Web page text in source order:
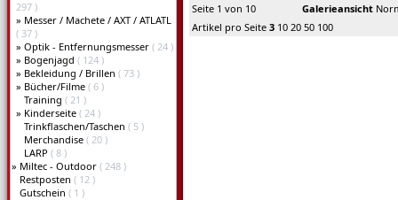
297 )
» Messer / Machete / AXT / ATLATL
( 37 )
» Optik - Entfernungsmesser ( 24 )
» Bogenjagd ( 124 )
» Bekleidung / Brillen ( 73 )
» Bücher/Filme ( 6 )
Training ( 21 )
» Kinderseite ( 24 )
Trinkflaschen/Taschen ( 5 )
Merchandise ( 20 )
LARP ( 8 )
» Miltec - Outdoor ( 248 )
Restposten ( 12 )
Gutschein ( 1 )
Seite 1 von 10 Galerieansicht
Artikel pro Seite 3 10 20 50 100